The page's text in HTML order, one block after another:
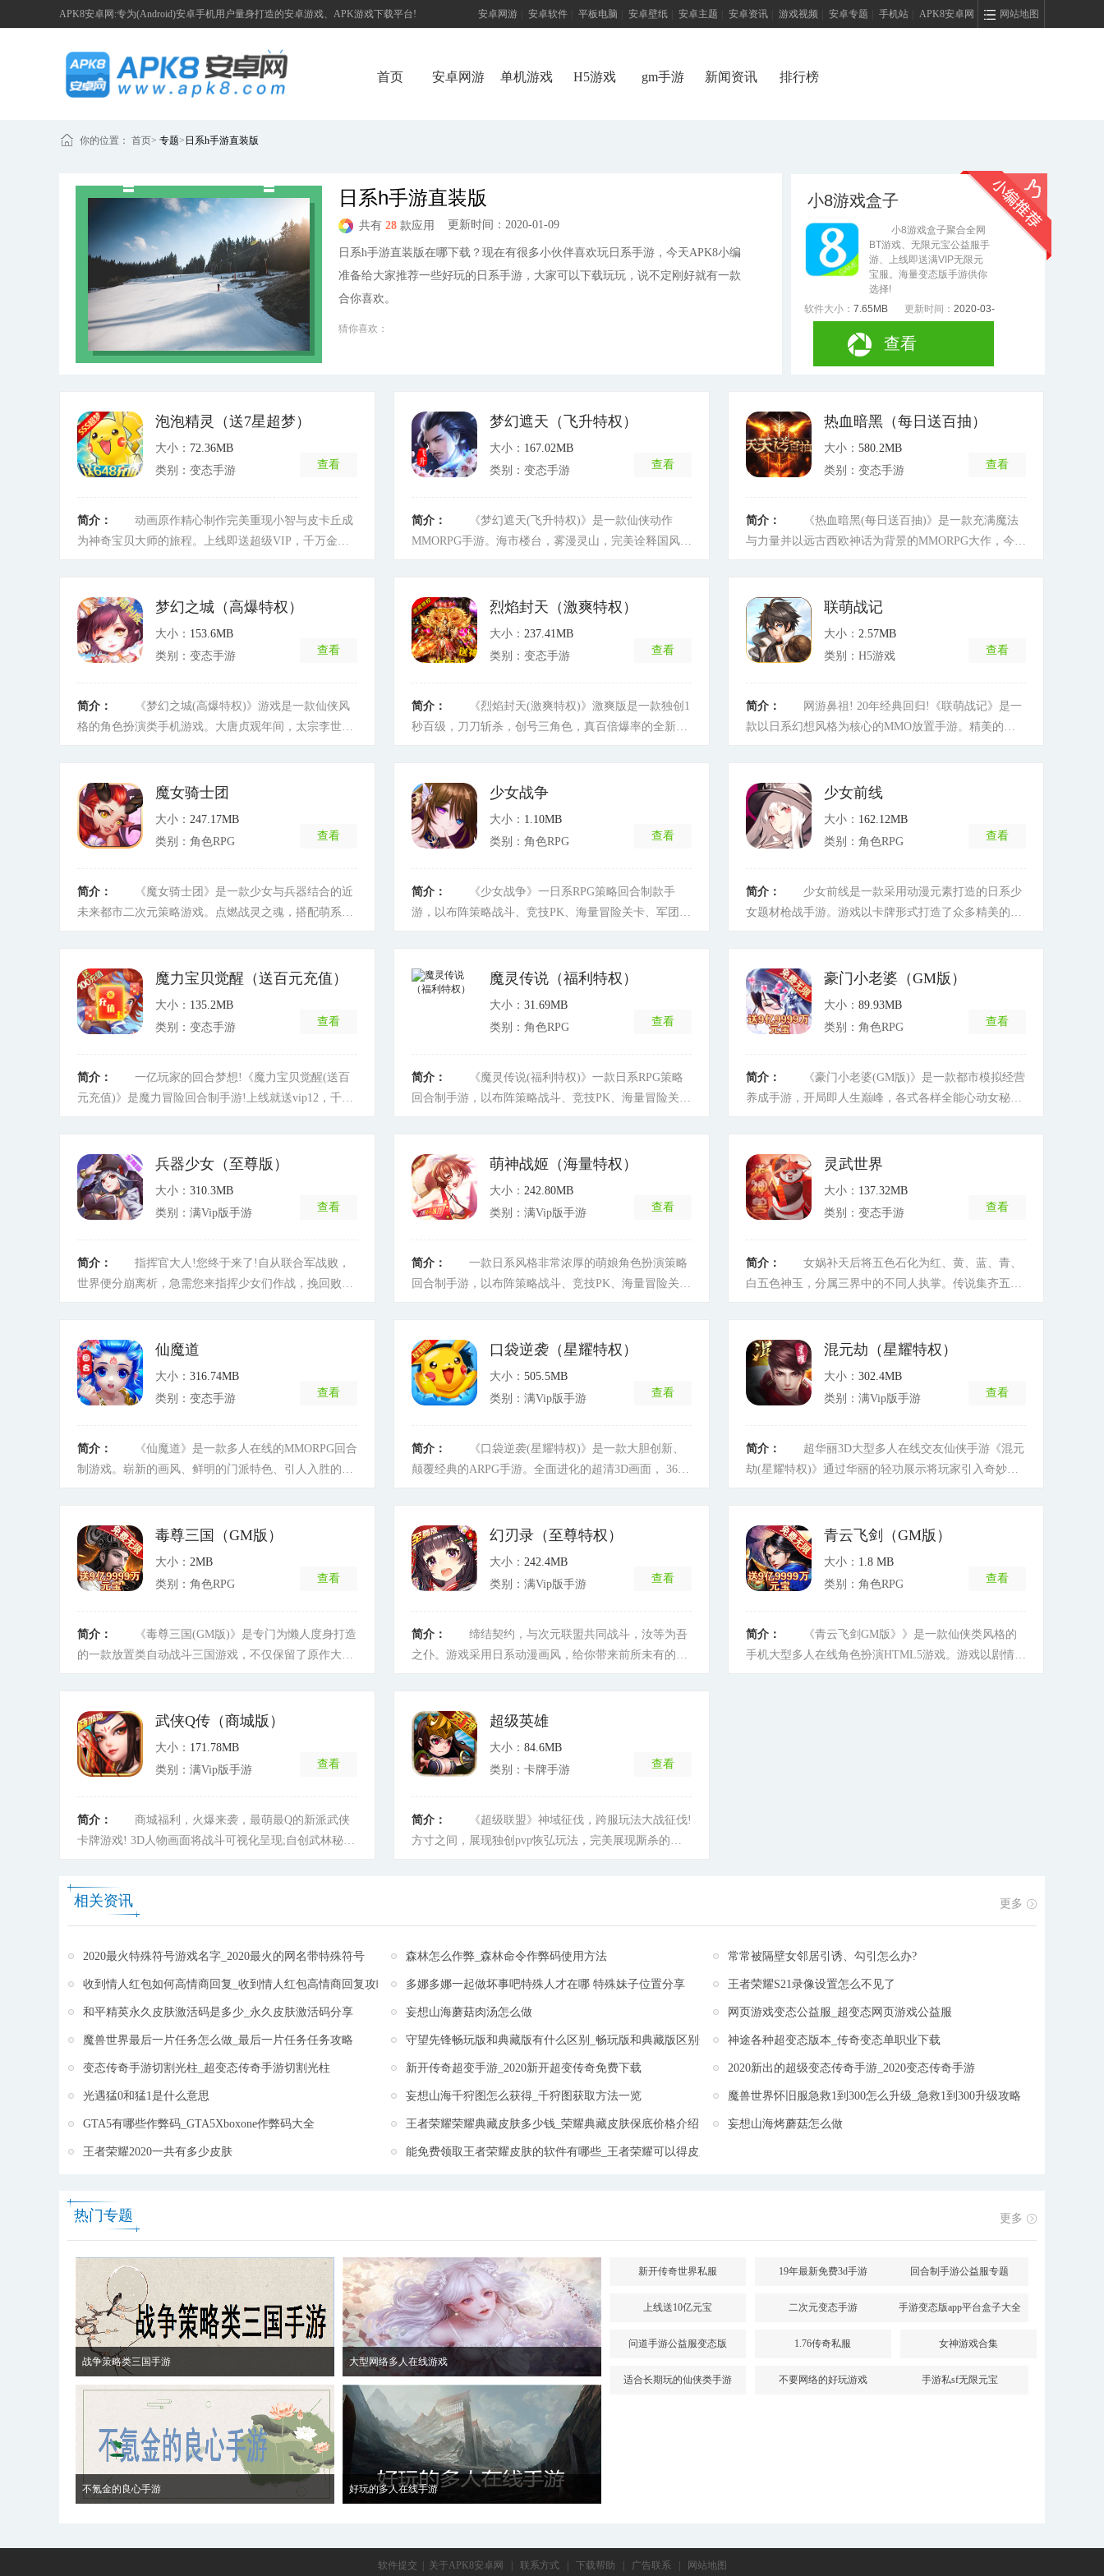
APK8安卓网:专为(Android)安卓手机用户量身打造的安卓游戏、APK游戏下载平台! 网站地图
安卓网游 安卓软件 平板电脑 安卓壁纸 安卓主题 安卓资讯 游戏视频 安卓专题 手机站 APK8安卓网
首页 安卓网游 单机游戏 H5游戏 gm手游 新闻资讯 排行榜
你的位置： 首页> 专题> 日系h手游直装版
日系h手游直装版
共有 28 款应用 更新时间：2020-01-09
日系h手游直装版在哪下载？现在有很多小伙伴喜欢玩日系手游，今天APK8小编
准备给大家推荐一些好玩的日系手游，大家可以下载玩玩，说不定刚好就有一款
合你喜欢。
猜你喜欢：
小8游戏盒子
小8游戏盒子聚合全网
BT游戏、无限元宝公益服手
游、上线即送满VIP无限元
宝服。海量变态版手游供你
选择!
软件大小： 7.65MB 更新时间： 2020-03-
10
查看
泡泡精灵（送7星超梦）
大小： 72.36MB
类别：变态手游
查看
简介：
动画原作精心制作完美重现小智与皮卡丘成
为神奇宝贝大师的旅程。上线即送超级VIP，千万金币
与劲敌，结识新的好友并和他们展开一次又一次冒险，
参加神奇宝贝联盟大赛，战胜强悍的对手，最终成为和
小智一样的神奇宝贝大师。
梦幻遮天（飞升特权）
大小： 167.02MB
类别：变态手游
查看
简介：
《梦幻遮天(飞升特权)》是一款仙侠动作
MMORPG手游。海市楼台，雾漫灵山，完美诠释国风神
起闯荡热血的江湖。修复传承古宝，传承强力仙法，体
验更加热血的战斗。战场竞技，激情无限，争抢
BOSS，嗜血夺魁。各种玩法，层出不穷，重新体验那
爱不释手的经典。[详细]
热血暗黑（每日送百抽）
大小： 580.2MB
类别：变态手游
查看
简介：
《热血暗黑(每日送百抽)》是一款充满魔法
与力量并以远古西欧神话为背景的MMORPG大作，今日
[详细]
梦幻之城（高爆特权）
大小： 153.6MB
类别：变态手游
查看
简介：
《梦幻之城(高爆特权)》游戏是一款仙侠风
格的角色扮演类手机游戏。大唐贞观年间，太宗李世民
在观音大士的努力之下，一支由得道高僧唐玄奘带领的
取经队伍成立了，他们前往西方求取大乘真经，期望能
驱除邪佞、普度众生。方寸山、水晶宫、平天寨、金雕
岭、白骨洞五大门派招贤纳士、你追我赶;人、仙、魔、
谱写一曲壮丽的梦幻之歌 [详细]
烈焰封天（激爽特权）
大小： 237.41MB
类别：变态手游
查看
简介：
《烈焰封天(激爽特权)》激爽版是一款独创1
秒百级，刀刀斩杀，创号三角色，真百倍爆率的全新传
BOSS，爆不停的元宝，千人同屏攻沙，跨服自由PK，
最激爽传奇，邀你来战!
联萌战记
大小： 2.57MB
类别：H5游戏
查看
简介：
网游鼻祖! 20年经典回归!《联萌战记》是一
款以日系幻想风格为核心的MMO放置手游。精美的面
属角色;无敌萌宠，霸气坐骑，智能挂机，全地图抢boss
爆神装，自由交易等开放玩法，低压力的休闲社交体
验，尽享游戏的乐趣!
魔女骑士团
大小： 247.17MB
类别：角色RPG
查看
简介：
《魔女骑士团》是一款少女与兵器结合的近
未来都市二次元策略游戏。点燃战灵之魂，搭配萌系战
之路由此开启!
[详细]
少女战争
大小： 1.10MB
类别：角色RPG
查看
简介：
《少女战争》一日系RPG策略回合制款手
游，以布阵策略战斗、竞技PK、海量冒险关卡、军团社
女，多样的培养方向，暴爽的BOSS挑战，丰富的游戏
活动，让你游戏体验完全停不下来;动动手指简单触屏即
可畅玩少女的世界，快来组建属于你的完美的羁绊战
队，开启全新的次元之旅吧!
少女前线
大小： 162.12MB
类别：角色RPG
查看
简介：
少女前线是一款采用动漫元素打造的日系少
女题材枪战手游。游戏以卡牌形式打造了众多精美的二
足你的需求哦。[详细]
魔力宝贝觉醒（送百元充值）
大小： 135.2MB
类别：变态手游
查看
简介：
一亿玩家的回合梦想!《魔力宝贝觉醒(送百
元充值)》是魔力冒险回合制手游!上线就送vip12，千万
将在法兰城开启异世界之旅，成长为独挡一面的战士、
法师，使用专属魔法技能战斗，野外捕获一同冒险的萌
宠，了解剑与魔法的奥秘;萌暖日系画风打造沉浸式体
验，召唤元素战胜大魔王;传说拥有真正冒险之心的勇
魔灵传说（福利特权）
大小： 31.69MB
类别：角色RPG
查看
简介：
《魔灵传说(福利特权)》一款日系RPG策略
回合制手游，以布阵策略战斗、竞技PK、海量冒险关
的个性少女，多样的培养方向，暴爽的BOSS挑战，丰
富的游戏活动，让你游戏体验完全停不下来;动动手指简
单触屏即可畅玩少女的世界，快来组建属于你的完美的
羁绊战队，开启全新的次元之旅吧!
豪门小老婆（GM版）
大小： 89.93MB
类别：角色RPG
查看
简介：
《豪门小老婆(GM版)》是一款都市模拟经营
养成手游，开局即人生巅峰，各式各样全能心动女秘书
起面对各类挑战，称霸整个行业，寻得美人归。
兵器少女（至尊版）
大小： 310.3MB
类别：满Vip版手游
查看
简介：
指挥官大人!您终于来了!自从联合军战败，
世界便分崩离析，急需您来指挥少女们作战，挽回败局!
原创轻科幻剧情搭配精美战斗画面，实时弹幕吐槽互
动，为您带来别样的游戏体验!
萌神战姬（海量特权）
大小： 242.80MB
类别：满Vip版手游
查看
简介：
一款日系风格非常浓厚的萌娘角色扮演策略
回合制手游，以布阵策略战斗、竞技PK、海量冒险关
女性化 通过华丽的视觉效果将时下最具人气的二次元动
画角色娘化，坏蜀黍、小正太、小鲜肉在这里都变身为
小萝莉、御姐!清新的日系Q版画面萌到爆，让你打造不
一样的明星战队[详细]
灵武世界
大小： 137.32MB
类别：变态手游
查看
简介：
女娲补天后将五色石化为红、黄、蓝、青、
白五色神玉，分属三界中的不同人执掌。传说集齐五色
志成为有名的风月画师。但师傅的骤死及临终前留下的
绿洲大陆线索揭开了他的真实身世，并从此踏上巡狩天
下、降妖除魔、御妖修行的妖师之路。
仙魔道
大小： 316.74MB
类别：变态手游
查看
简介：
《仙魔道》是一款多人在线的MMORPG回合
制游戏。崭新的画风、鲜明的门派特色、引人入胜的剧
副本总能带给你身临其中的感觉,赶紧呼朋唤友一起来闯
荡江湖吧![详细]
口袋逆袭（星耀特权）
大小： 505.5MB
类别：满Vip版手游
查看
简介：
《口袋逆袭(星耀特权)》是一款大胆创新、
颠覆经典的ARPG手游。全面进化的超清3D画面， 360°
战玩法，诠释最刺激火热的竞技对抗。焕然一新的精灵
孵蛋系统，感受心仪精灵破壳而出的那份惊喜。火爆对
抗联盟大赛3V3推塔模式，呼朋唤友合力协作剑指荣耀
桂冠。主线剧情谜团重重，迷茫中寻找失落往昔，再度
之旅!更有超多有趣玩法，天降财富的喵喵宝藏副本、升
级必备的百变怪暴走副本、磨砺自身实力的对战中
混元劫（星耀特权）
大小： 302.4MB
类别：满Vip版手游
查看
简介：
超华丽3D大型多人在线交友仙侠手游《混元
劫(星耀特权)》通过华丽的轻功展示将玩家引入奇妙修
痕上线就送，经验宝库挑战次数全面提升，单次挑战只
需2分钟，享受飞一般的升级体验。更有海量福利等你
来拿!独特的坐骑、扎眼的绚丽翅膀、帅气的斗篷、秒变
身召唤巨大魔神助攻等等都不在话下，更有交互性极强
破隔阂，不再止步于表面朋友?游戏早已为你准备好方
法，沙滩派对中邀请双修，不限性别，男男双修把酒欢
毒尊三国（GM版）
大小： 2MB
类别：角色RPG
查看
简介：
《毒尊三国(GM版)》是专门为懒人度身打造
的一款放置类自动战斗三国游戏，不仅保留了原作大气
主公大人可攻城掠地、招募名将，体验割据一方的乐
趣，也可缔结联盟、拓展版图，完成一统中原的伟业。
再现三国烧脑火拼盛况。《毒尊三国》万人同屏混战即
刻起航，在群雄挂机中，你什么都不用做就能秒杀全
幻刃录（至尊特权）
大小： 242.4MB
类别：满Vip版手游
查看
简介：
缔结契约，与次元联盟共同战斗，汝等为吾
之仆。游戏采用日系动漫画风，给你带来前所未有的沉
不断成长，上线还有超多福利免费领取，尽享游戏的魅
力。[详细]
青云飞剑（GM版）
大小： 1.8 MB
类别：角色RPG
查看
简介：
《青云飞剑GM版》》是一款仙侠类风格的
手机大型多人在线角色扮演HTML5游戏。游戏以剧情通
武侠Q传（商城版）
大小： 171.78MB
类别：满Vip版手游
查看
简介：
商城福利，火爆来袭，最萌最Q的新派武侠
卡牌游戏! 3D人物画面将战斗可视化呈现;自创武林秘籍
带你体验新派卡牌独特魅力。
超级英雄
大小： 84.6MB
类别：卡牌手游
查看
简介：
《超级联盟》神域征伐，跨服玩法大战征伐!
方寸之间，展现独创pvp恢弘玩法，完美展现厮杀的成
卡牌手游，聚集了全球热门的超级英雄，大胆创新，融
种英雄技能超炫华丽，超酷的视觉冲击及打击感精致入
微!回忆儿时的英雄梦，你最想成为哪个英雄?在《超级
联盟》里将实现你的梦想!选择你最喜欢的英雄，拯救世
人、蝙蝠侠、绿箭侠、超级赛亚人......全宇宙热门的超
级英雄，正在集结!为了捍卫世界和平，在这里他们将成
为你的队友，和超级英雄们一起并肩作战!为了梦想!为
相关资讯 更多
2020最火特殊符号游戏名字_2020最火的网名带特殊符号 森林怎么作弊_森林命令作弊码使用方法 常常被隔壁女邻居引诱、勾引怎么办?
收到情人红包如何高情商回复_收到情人红包高情商回复攻略 多娜多娜一起做坏事吧特殊人才在哪 特殊妹子位置分享 王者荣耀S21录像设置怎么不见了
和平精英永久皮肤激活码是多少_永久皮肤激活码分享 妄想山海蘑菇肉汤怎么做 网页游戏变态公益服_超变态网页游戏公益服
魔兽世界最后一片任务怎么做_最后一片任务任务攻略 守望先锋畅玩版和典藏版有什么区别_畅玩版和典藏版区别介绍 神途各种超变态版本_传奇变态单职业下载
变态传奇手游切割光柱_超变态传奇手游切割光柱 新开传奇超变手游_2020新开超变传奇免费下载 2020新出的超级变态传奇手游_2020变态传奇手游
光遇猛0和猛1是什么意思 妄想山海千狩图怎么获得_千狩图获取方法一览 魔兽世界怀旧服急救1到300怎么升级_急救1到300升级攻略
GTA5有哪些作弊码_GTA5Xboxone作弊码大全 王者荣耀荣耀典藏皮肤多少钱_荣耀典藏皮肤保底价格介绍 妄想山海烤蘑菇怎么做
王者荣耀2020一共有多少皮肤 能免费领取王者荣耀皮肤的软件有哪些_王者荣耀可以得皮肤的软件
热门专题 更多
战争策略类三国手游 大型网络多人在线游戏
不氪金的良心手游 好玩的多人在线手游
新开传奇世界私服 19年最新免费3d手游 回合制手游公益服专题
上线送10亿元宝 二次元变态手游 手游变态版app平台盒子大全
问道手游公益服变态版 1.76传奇私服 女神游戏合集
适合长期玩的仙侠类手游 不要网络的好玩游戏 手游私sf无限元宝
软件提交 关于APK8安卓网 联系方式 下载帮助 广告联系 网站地图